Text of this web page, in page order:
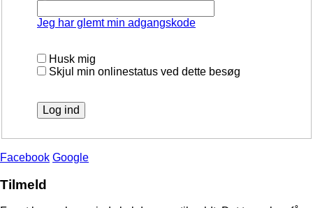
Jeg har glemt min adgangskode
Husk mig
Skjul min onlinestatus ved dette besøg
Facebook Google
Tilmeld